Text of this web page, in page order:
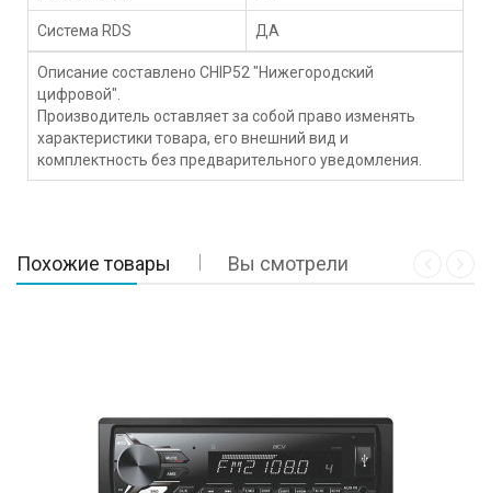
Система RDS ДА
Описание составлено CHIP52 "Нижегородский
цифровой".
Производитель оставляет за собой право изменять
характеристики товара, его внешний вид и
комплектность без предварительного уведомления.
Похожие товары Вы смотрели